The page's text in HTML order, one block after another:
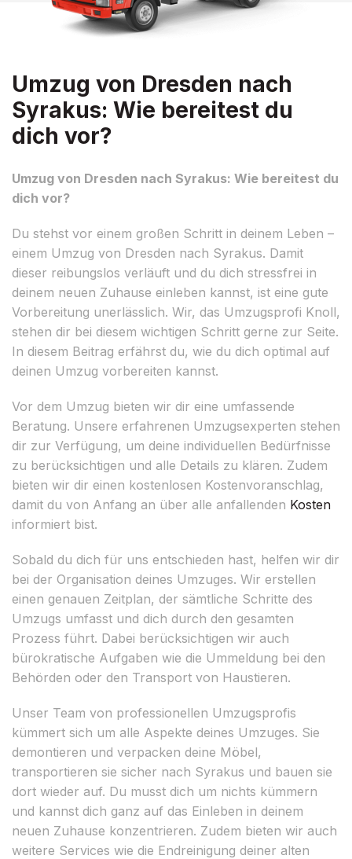
Umzug von Dresden nach
Syrakus: Wie bereitest du
dich vor?
Umzug von Dresden nach Syrakus: Wie bereitest du
dich vor?
Du stehst vor einem großen Schritt in deinem Leben –
einem Umzug von Dresden nach Syrakus. Damit
dieser reibungslos verläuft und du dich stressfrei in
deinem neuen Zuhause einleben kannst, ist eine gute
Vorbereitung unerlässlich. Wir, das Umzugsprofi Knoll,
stehen dir bei diesem wichtigen Schritt gerne zur Seite.
In diesem Beitrag erfährst du, wie du dich optimal auf
deinen Umzug vorbereiten kannst.
Vor dem Umzug bieten wir dir eine umfassende
Beratung. Unsere erfahrenen Umzugsexperten stehen
dir zur Verfügung, um deine individuellen Bedürfnisse
zu berücksichtigen und alle Details zu klären. Zudem
bieten wir dir einen kostenlosen Kostenvoranschlag,
damit du von Anfang an über alle anfallenden Kosten
informiert bist.
Sobald du dich für uns entschieden hast, helfen wir dir
bei der Organisation deines Umzuges. Wir erstellen
einen genauen Zeitplan, der sämtliche Schritte des
Umzugs umfasst und dich durch den gesamten
Prozess führt. Dabei berücksichtigen wir auch
bürokratische Aufgaben wie die Ummeldung bei den
Behörden oder den Transport von Haustieren.
Unser Team von professionellen Umzugsprofis
kümmert sich um alle Aspekte deines Umzuges. Sie
demontieren und verpacken deine Möbel,
transportieren sie sicher nach Syrakus und bauen sie
dort wieder auf. Du musst dich um nichts kümmern
und kannst dich ganz auf das Einleben in deinem
neuen Zuhause konzentrieren. Zudem bieten wir auch
weitere Services wie die Endreinigung deiner alten